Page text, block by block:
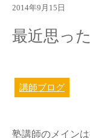
2014年9月15日
最近思っ
講師ブログ
塾講師のメインは